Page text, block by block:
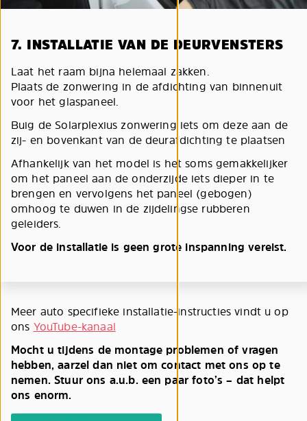
7. INSTALLATIE VAN DE DEURVENSTERS
Laat het raam bijna helemaal zakken.
Plaats de zonwering in de afdichting van binnenuit
voor het glaspaneel.
Buig de Solarplexius zonwering iets om deze aan de
zij- en bovenkant van de deurafdichting te plaatsen
Afhankelijk van het model is het soms gemakkelijker
om het paneel aan de onderzijde iets dieper in te
brengen en vervolgens het paneel (gebogen)
omhoog te duwen in de zijdelingse rubberen
geleiders.
Voor de installatie is geen grote inspanning vereist.
Meer auto specifieke installatie-instructies vindt u op
ons YouTube-kanaal
Mocht u tijdens de montage problemen of vragen
hebben, aarzel dan niet om contact met ons op te
nemen. Stuur ons a.u.b. een paar foto’s – dat helpt
ons enorm.